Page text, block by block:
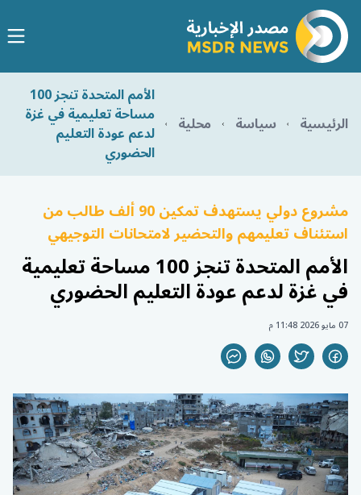
الرئيسية سياسة محلية
الأمم المتحدة تنجز 100
مساحة تعليمية في غزة
لدعم عودة التعليم
الحضوري
مشروع دولي يستهدف تمكين 90 ألف طالب من
استئناف تعليمهم والتحضير لامتحانات التوجيهي
الأمم المتحدة تنجز 100 مساحة تعليمية
في غزة لدعم عودة التعليم الحضوري
07 مايو 2026 11:48 م